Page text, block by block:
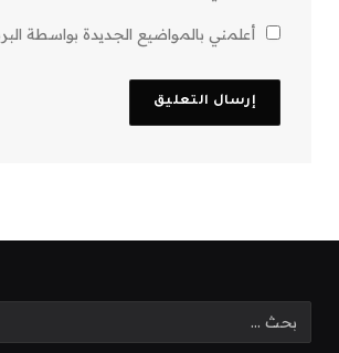
أعلمني بالمواضيع الجديدة بواسطة